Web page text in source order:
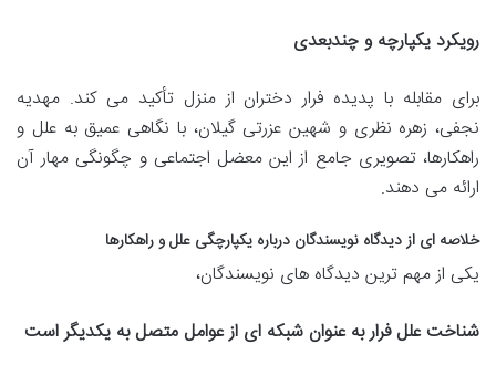
رویکرد یکپارچه و چندبعدی
برای مقابله با پدیده فرار دختران از منزل تأکید می کند. مهدیه
نجفی، زهره نظری و شهین عزرتی گیلان، با نگاهی عمیق به علل و
راهکارها، تصویری جامع از این معضل اجتماعی و چگونگی مهار آن
ارائه می دهند.
خلاصه ای از دیدگاه نویسندگان درباره یکپارچگی علل و راهکارها
یکی از مهم ترین دیدگاه های نویسندگان،
شناخت علل فرار به عنوان شبکه ای از عوامل متصل به یکدیگر است